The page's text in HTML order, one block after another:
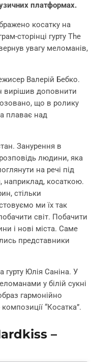
платформах.
косатку на
сторінці гурту The
увагу меломанів,
Валерій Бебко.
вирішив доповнити
що в ролику
плаває над
Занурення в
людини, яка
на речі під
косаткою.
стільки
ми їх так
світ. Побачити
і нові міста. Саме
представники
гурту Юлія Саніна. У
у білій сукні
гармонійно
“Косатка”.
–